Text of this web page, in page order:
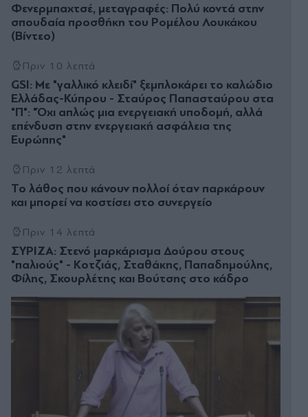
Φενερμπαχτσέ, μεταγραφές: Πολύ κοντά στην
σπουδαία προσθήκη του Ρομέλου Λουκάκου
(Βίντεο)
Πριν 10 λεπτά
GSI: Με "γαλλικό κλειδί" ξεμπλοκάρει το καλώδιο
Ελλάδας-Κύπρου - Σταύρος Παπασταύρου στα
"Π": "Όχι απλώς μια ενεργειακή υποδομή, αλλά
επένδυση στην ενεργειακή ασφάλεια της
Ευρώπης"
Πριν 12 λεπτά
Το λάθος που κάνουν πολλοί όταν παρκάρουν
και μπορεί να κοστίσει στο συνεργείο
Πριν 14 λεπτά
ΣΥΡΙΖΑ: Στενό μαρκάρισμα Δούρου στους
"παλιούς" - Κοτζιάς, Σταθάκης, Παπαδημούλης,
Φίλης, Σκουρλέτης και Βούτσης στο κάδρο